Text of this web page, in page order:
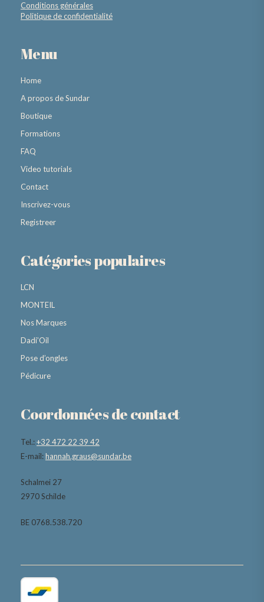
Conditions générales
Politique de confidentialité
Menu
Home
A propos de Sundar
Boutique
Formations
FAQ
Video tutorials
Contact
Inscrivez-vous
Registreer
Catégories populaires
LCN
MONTEIL
Nos Marques
Dadi’Oil
Pose d’ongles
Pédicure
Coordonnées de contact
Tel.:+32 472 22 39 42
E-mail:hannah.graus@sundar.be
Schalmei 27
2970 Schilde
BE 0768.538.720